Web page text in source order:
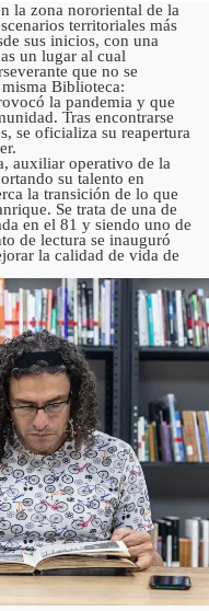
la zona nororiental de la
territoriales más
sus inicios, con una
un lugar al cual
que no se
Biblioteca:
la pandemia y que
Tras encontrarse
se oficializa su reapertura
auxiliar operativo de la
su talento en
la transición de lo que
Se trata de una de
en el 81 y siendo uno de
de lectura se inauguró
la calidad de vida de